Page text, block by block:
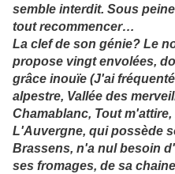
semble interdit. Sous
tout recommencer…
La clef de son génie? Le
propose vingt envolées,
grâce inouïe (J'ai
alpestre, Vallée des
Chamablanc, Tout
L'Auvergne, qui possède
Brassens, n'a nul besoin
ses fromages, de sa